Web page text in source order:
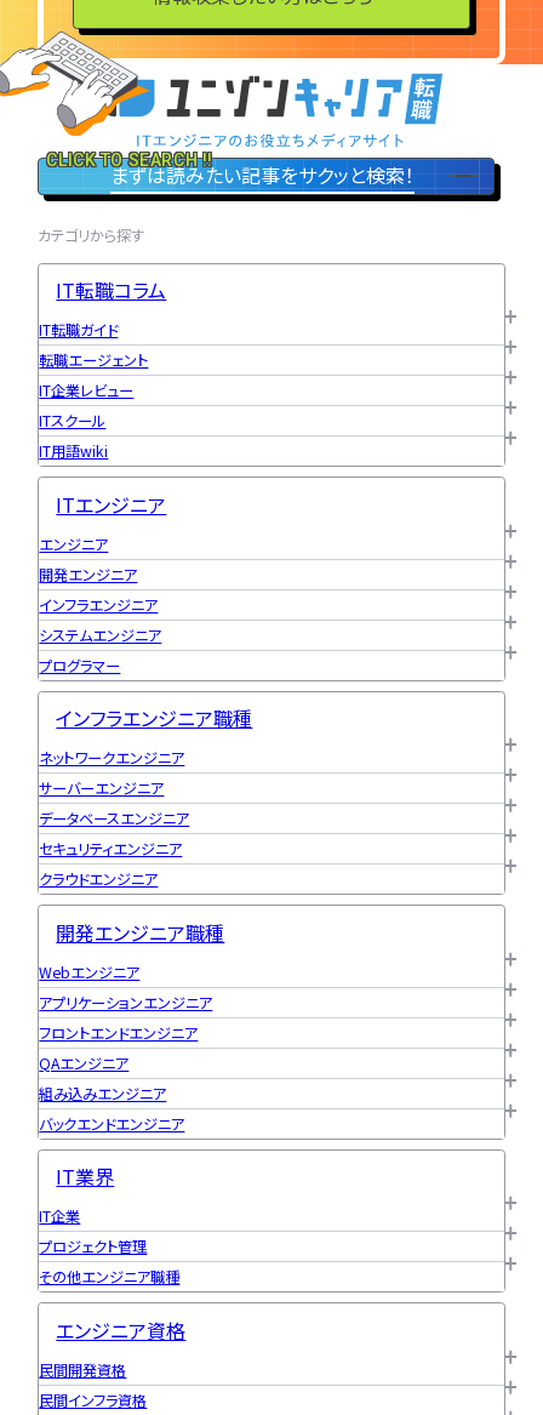
特集一覧
ユニゾンキャリア「IT転職メデ
個人情報保護方針
CLICK TO SEARCH !!
まずは読みたい記事をサクッと検索！
カテゴリから探す
IT転職コラム
IT転職ガイド
転職エージェント
IT企業レビュー
ITスクール
IT用語wiki
ITエンジニア
エンジニア
開発エンジニア
インフラエンジニア
システムエンジニア
プログラマー
インフラエンジニア職種
ネットワークエンジニア
サーバーエンジニア
データベースエンジニア
セキュリティエンジニア
クラウドエンジニア
開発エンジニア職種
Webエンジニア
アプリケーションエンジニア
フロントエンドエンジニア
QAエンジニア
組み込みエンジニア
バックエンドエンジニア
IT業界
IT企業
プロジェクト管理
その他エンジニア職種
エンジニア資格
民間開発資格
民間インフラ資格